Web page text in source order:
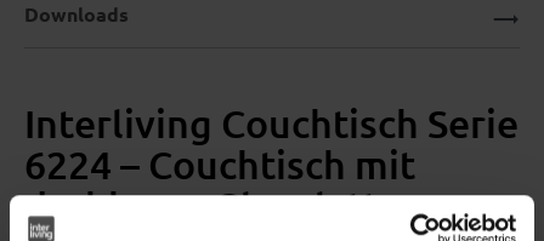
Interliving Couchtisch Serie
6224 – Couchtisch mit
drehbarer Glasplatte
Downloads